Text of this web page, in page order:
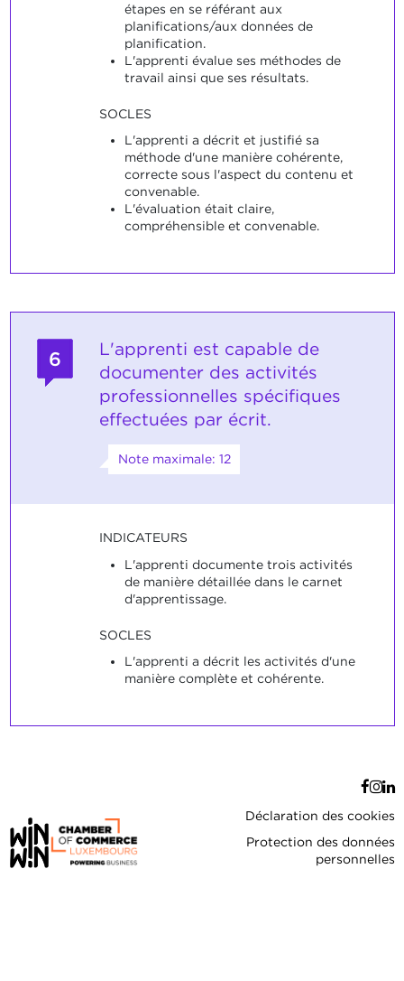
étapes en se référant aux
planifications/aux données de
planification.
L'apprenti évalue ses méthodes de
travail ainsi que ses résultats.
SOCLES
L'apprenti a décrit et justifié sa
méthode d'une manière cohérente,
correcte sous l'aspect du contenu et
convenable.
L'évaluation était claire,
compréhensible et convenable.
6
L'apprenti est capable de
documenter des activités
professionnelles spécifiques
effectuées par écrit.
Note maximale: 12
INDICATEURS
L'apprenti documente trois activités
de manière détaillée dans le carnet
d'apprentissage.
SOCLES
L'apprenti a décrit les activités d'une
manière complète et cohérente.
Déclaration des cookies
Protection des données
personnelles